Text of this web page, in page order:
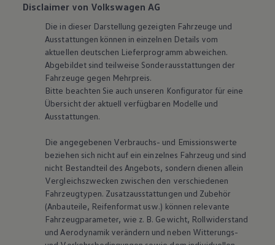
Disclaimer von Volkswagen AG
Die in dieser Darstellung gezeigten Fahrzeuge und
Ausstattungen können in einzelnen Details vom
aktuellen deutschen Lieferprogramm abweichen.
Abgebildet sind teilweise Sonderausstattungen der
Fahrzeuge gegen Mehrpreis.
Bitte beachten Sie auch unseren Konfigurator für eine
Übersicht der aktuell verfügbaren Modelle und
Ausstattungen.
Die angegebenen Verbrauchs- und Emissionswerte
beziehen sich nicht auf ein einzelnes Fahrzeug und sind
nicht Bestandteil des Angebots, sondern dienen allein
Vergleichszwecken zwischen den verschiedenen
Fahrzeugtypen. Zusatzausstattungen und Zubehör
(Anbauteile, Reifenformat usw.) können relevante
Fahrzeugparameter, wie z. B. Gewicht, Rollwiderstand
und Aerodynamik verändern und neben Witterungs-